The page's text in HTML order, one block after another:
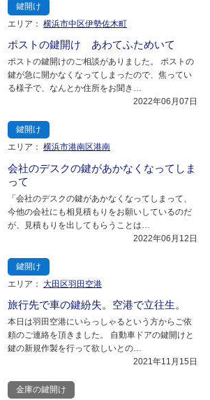
鍵開け
エリア： 横浜市中区伊勢佐木町
ポストの鍵開け あわてふためいて
ポストの鍵開けのご相談がありました。 ポストの
鍵が急に開かなくなってしまったので、焦ってい
る様子で、なんとか住所をお聞き…
2022年06月07日
鍵開け
エリア： 横浜市港南区港南
会社のデスクの鍵があかなくなってしま
って
「会社のデスクの鍵があかなくなってしまって、
今他の会社にも相見積もりをお願いしているのだ
が、見積もりを出してもらうことは…
2022年06月12日
鍵開け
エリア： 大田区羽田空港
旅行先で車の鍵紛失。空港で立往生。
本日は羽田空港にいらっしゃるという方からご依
頼のご連絡を頂きました。 自動車ドアの鍵開けと
鍵の新規作製を行って欲しいとの…
2021年11月15日
金庫の鍵開け